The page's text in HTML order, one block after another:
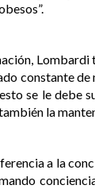
constante
se le debe
la
a la